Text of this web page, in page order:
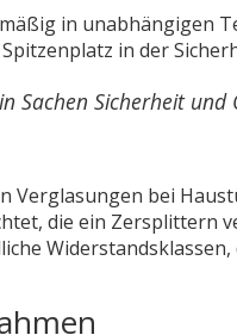
in unabhängigen
in der
Sachen Sicherheit
Verglasungen bei
die ein Zersplittern